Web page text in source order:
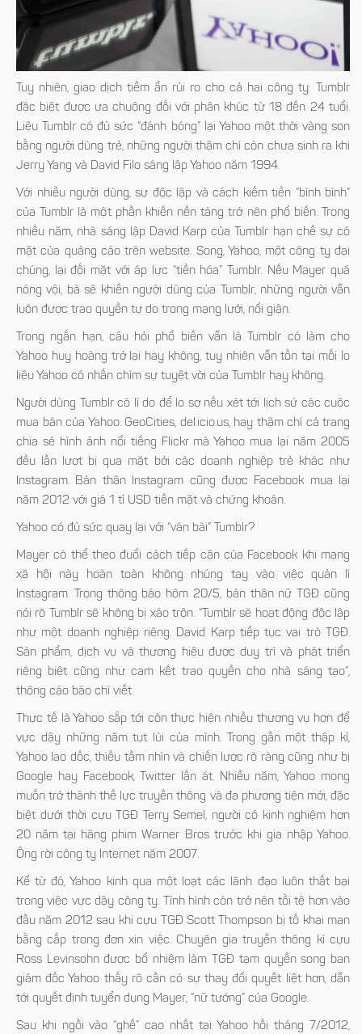
Tuy nhiên, giao dịch tiềm ẩn rủi ro cho cả hai công ty: Tumblr
đặc biệt được ưa chuộng đối với phân khúc từ 18 đến 24 tuổi.
Liệu Tumblr có đủ sức “đánh bóng” lại Yahoo một thời vàng son
bằng người dùng trẻ, những người thậm chí còn chưa sinh ra khi
Jerry Yang và David Filo sáng lập Yahoo năm 1994.
Với nhiều người dùng, sự độc lập và cách kiếm tiền “bình bình”
của Tumblr là một phần khiến nền tảng trở nên phổ biến. Trong
nhiều năm, nhà sáng lập David Karp của Tumblr hạn chế sự có
mặt của quảng cáo trên website. Song, Yahoo, một công ty đại
chúng, lại đối mặt với áp lực “tiền hóa” Tumblr. Nếu Mayer quá
nóng vội, bà sẽ khiến người dùng của Tumblr, những người vẫn
luôn được trao quyền tự do trong mạng lưới, nổi giận.
Trong ngắn hạn, câu hỏi phổ biến vẫn là Tumblr có làm cho
Yahoo huy hoàng trở lại hay không, tuy nhiên vẫn tồn tại mối lo
liệu Yahoo có nhấn chìm sự tuyệt vời của Tumblr hay không.
Người dùng Tumblr có lí do để lo sợ nếu xét tới lịch sử các cuộc
mua bán của Yahoo. GeoCities, del.icio.us, hay thậm chí cả trang
chia sẻ hình ảnh nổi tiếng Flickr mà Yahoo mua lại năm 2005
đều lần lượt bị qua mặt bởi các doanh nghiệp trẻ khác như
Instagram. Bản thân Instagram cũng được Facebook mua lại
năm 2012 với giá 1 tỉ USD tiền mặt và chứng khoán.
Yahoo có đủ sức quay lại với “ván bài” Tumblr?
Mayer có thể theo đuổi cách tiếp cận của Facebook khi mạng
xã hội này hoàn toàn không nhúng tay vào việc quản lí
Instagram. Trong thông báo hôm 20/5, bản thân nữ TGĐ cũng
nói rõ Tumblr sẽ không bị xáo trộn. “Tumblr sẽ hoạt động độc lập
như một doanh nghiệp riêng. David Karp tiếp tục vai trò TGĐ.
Sản phẩm, dịch vụ và thương hiệu được duy trì và phát triển
riêng biệt cũng như cam kết trao quyền cho nhà sáng tạo”,
thông cáo báo chí viết.
Thực tế là Yahoo sắp tới còn thực hiện nhiều thương vụ hơn để
vực dậy những năm tụt lùi của mình. Trong gần một thập kỉ,
Yahoo lao dốc, thiếu tầm nhìn và chiến lược rõ ràng cũng như bị
Google hay Facebook, Twitter lấn át. Nhiều năm, Yahoo mong
muốn trở thành thế lực truyền thông và đa phương tiện mới, đặc
biệt dưới thời cựu TGĐ Terry Semel, người có kinh nghiệm hơn
20 năm tại hãng phim Warner Bros trước khi gia nhập Yahoo.
Ông rời công ty Internet năm 2007.
Kể từ đó, Yahoo kinh qua một loạt các lãnh đạo luôn thất bại
trong việc vực dậy công ty. Tình hình còn trở nên tồi tệ hơn vào
đầu năm 2012 sau khi cựu TGĐ Scott Thompson bị tố khai man
bằng cấp trong đơn xin việc. Chuyên gia truyền thông kì cựu
Ross Levinsohn được bổ nhiệm làm TGĐ tạm quyền song ban
giám đốc Yahoo thấy rõ cần có sự thay đổi quyết liệt hơn, dẫn
tới quyết định tuyển dụng Mayer, “nữ tướng” của Google.
Sau khi ngồi vào “ghế” cao nhất tại Yahoo hồi tháng 7/2012,